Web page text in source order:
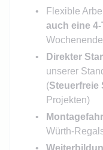
Flexible
auch eine
Wochenende
Direkter
unserer
(Steuerfreie
Projekten)
Würth-